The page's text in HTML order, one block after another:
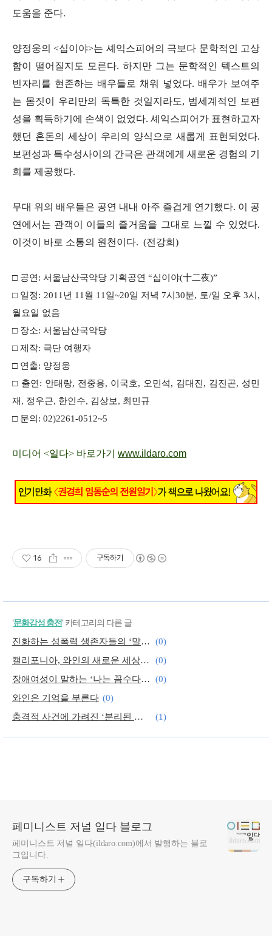
도움을 준다.
양정웅의 <십이야>는 셰익스피어의 극보다 문학적인 고상
함이 떨어질지도 모른다. 하지만 그는 문학적인 텍스트의
빈자리를 현존하는 배우들로 채워 넣었다. 배우가 보여주
는 몸짓이 우리만의 독특한 것일지라도, 범세계적인 보편
성을 획득하기에 손색이 없었다. 셰익스피어가 표현하고자
했던 혼돈의 세상이 우리의 양식으로 새롭게 표현되었다.
보편성과 특수성사이의 간극은 관객에게 새로운 경험의 기
회를 제공했다.
무대 위의 배우들은 공연 내내 아주 즐겁게 연기했다. 이 공
연에서는 관객이 이들의 즐거움을 그대로 느낄 수 있었다.
이것이 바로 소통의 원천이다. (전강희)
□ 공연: 서울남산국악당 기획공연 “십이야(十二夜)”
□ 일정: 2011년 11월 11일~20일 저녁 7시30분, 토/일 오후 3시,
월요일 없음
□ 장소: 서울남산국악당
□ 제작: 극단 여행자
□ 연출: 양정웅
□ 출연: 안태랑, 전중용, 이국호, 오민석, 김대진, 김진곤, 성민
재, 정우근, 한인수, 김상보, 최민규
□ 문의: 02)2261-0512~5
미디어 <일다> 바로가기 www.ildaro.com
16 구독하기
'문화감성 충전' 카테고리의 다른 글
진화하는 성폭력 생존자들의 ‘말하기’
(0)
캘리포니아, 와인의 새로운 세상이 열리다
(0)
장애여성이 말하는 ‘나는 꼼수다’와 정치
(0)
와인은 기억을 부른다 (0)
충격적 사건에 가려진 ‘분리된 삶’을 주목하다
(1)
페미니즘, 폭력을 발생시키는 구조에 저항하라
(0)
페미니스트 저널 일다 블로그
페미니스트 저널 일다(ildaro.com)에서 발행하는 블로
그입니다.
구독하기